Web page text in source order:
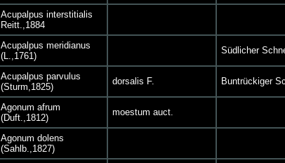
Acupalpus interstitialis
Reitt.,1884
Acupalpus meridianus
(L.,1761)
Südlicher
Acupalpus parvulus
(Sturm,1825)
dorsalis F. Buntrückiger
Agonum afrum
(Duft.,1812)
moestum auct.
Agonum dolens
(Sahlb.,1827)